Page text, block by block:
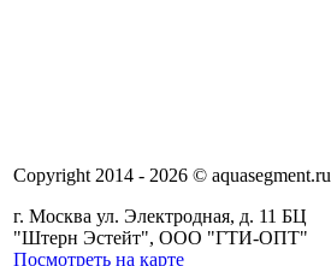
Copyright 2014 - 2026 © aquasegment.ru
г. Москва ул. Электродная, д. 11 БЦ
"Штерн Эстейт", ООО "ГТИ-ОПТ"
Посмотреть на карте